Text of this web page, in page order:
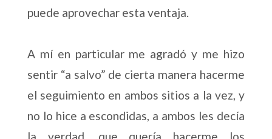
puede aprovechar esta ventaja.
A mí en particular me agradó y me hizo
sentir “a salvo” de cierta manera hacerme
el seguimiento en ambos sitios a la vez, y
no lo hice a escondidas, a ambos les decía